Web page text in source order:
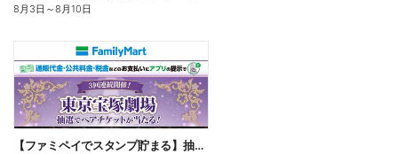
8月3日 ～8月10日
【ファミペイでスタンプ貯まる】抽選でペアチケットが当たる!